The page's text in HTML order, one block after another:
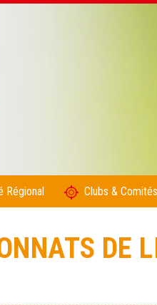
Régional Clubs & Comités
DE